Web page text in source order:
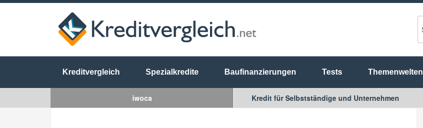
Kreditvergleich Spezialkredite Baufinanzierungen Tests Themenwelten
iwoca Kredit für Selbstständige und Unternehmen